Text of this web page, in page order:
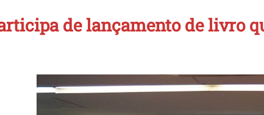
de lançamento de livro